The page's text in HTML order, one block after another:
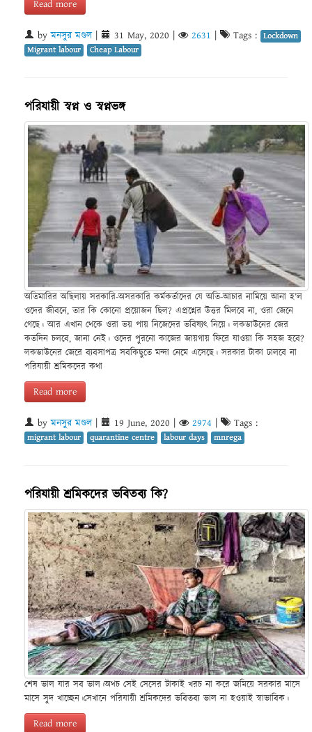
Read more
byমনসুর মণ্ডল| 31 May, 2020 2631 Tags : Lockdown
Migrant labour
Cheap Labour
পরিযায়ী স্বপ্ন ও স্বপ্নভঙ্গ
অতিমারির অছিলায় সরকারি-অসরকারি কর্মকর্তাদের যে অতি-আচার নামিয়ে আনা হ’ল
ওদের জীবনে, তার কি কোনো প্রয়োজন ছিল? এপ্রশ্নের উত্তর মিলবে না, ওরা জেনে
গেছে। আর এখান থেকে ওরা ভয় পায় নিজেদের ভবিষ্যৎ নিয়ে। লকডাউনের জের
কতদিন চলবে, জানা নেই। ওদের পুরনো কাজের জায়গায় ফিরে যাওয়া কি সহজ হবে?
লকডাউনের জেরে ব্যবসাপত্র সবকিছুতে মন্দা নেমে এসেছে। সরকার টাকা ঢালবে না
পরিযায়ী শ্রমিকদের কথা
Read more
byমনসুর মণ্ডল| 19 June, 2020 2974 Tags :
migrant labour quarantine centre labour days mnrega
পরিযায়ী শ্রমিকদের ভবিতব‍্য কি?
শেষ ভাল যার সব ভাল।অথচ সেই সেসের টাকাই খরচ না করে জমিয়ে সরকার মাসে
মাসে সুদ খাচ্ছেন।সেখানে পরিযায়ী শ্রমিকদের ভবিতব‍্য ভাল না হওয়াই স্বাভাবিক।
Read more